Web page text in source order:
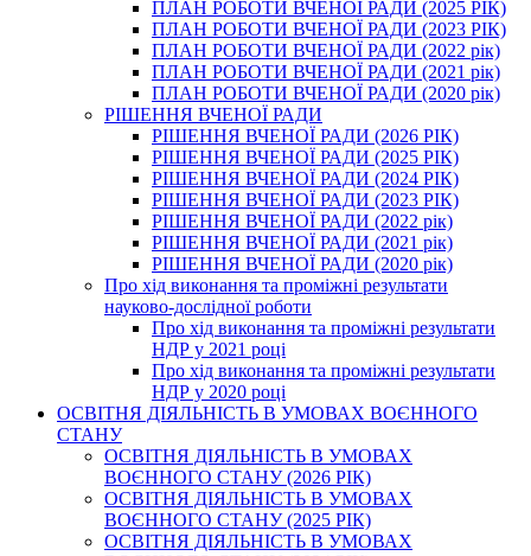
ПЛАН РОБОТИ ВЧЕНОЇ РАДИ (2025 РІК)
ПЛАН РОБОТИ ВЧЕНОЇ РАДИ (2023 РІК)
ПЛАН РОБОТИ ВЧЕНОЇ РАДИ (2022 рік)
ПЛАН РОБОТИ ВЧЕНОЇ РАДИ (2021 рік)
ПЛАН РОБОТИ ВЧЕНОЇ РАДИ (2020 рік)
РІШЕННЯ ВЧЕНОЇ РАДИ
РІШЕННЯ ВЧЕНОЇ РАДИ (2026 РІК)
РІШЕННЯ ВЧЕНОЇ РАДИ (2025 РІК)
РІШЕННЯ ВЧЕНОЇ РАДИ (2024 РІК)
РІШЕННЯ ВЧЕНОЇ РАДИ (2023 РІК)
РІШЕННЯ ВЧЕНОЇ РАДИ (2022 рік)
РІШЕННЯ ВЧЕНОЇ РАДИ (2021 рік)
РІШЕННЯ ВЧЕНОЇ РАДИ (2020 рік)
Про хід виконання та проміжні результати
науково-дослідної роботи
Про хід виконання та проміжні результати
НДР у 2021 році
Про хід виконання та проміжні результати
НДР у 2020 році
ОСВІТНЯ ДІЯЛЬНІСТЬ В УМОВАХ ВОЄННОГО
СТАНУ
ОСВІТНЯ ДІЯЛЬНІСТЬ В УМОВАХ
ВОЄННОГО СТАНУ (2026 РІК)
ОСВІТНЯ ДІЯЛЬНІСТЬ В УМОВАХ
ВОЄННОГО СТАНУ (2025 РІК)
ОСВІТНЯ ДІЯЛЬНІСТЬ В УМОВАХ